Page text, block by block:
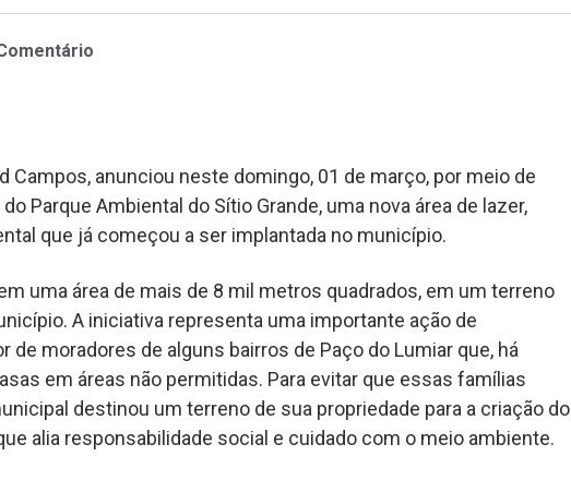
Campos, anunciou neste domingo, 01 de março, por meio de
Parque Ambiental do Sítio Grande, uma nova área de lazer,
que já começou a ser implantada no município.
uma área de mais de 8 mil metros quadrados, em um terreno
A iniciativa representa uma importante ação de
moradores de alguns bairros de Paço do Lumiar que, há
em áreas não permitidas. Para evitar que essas famílias
destinou um terreno de sua propriedade para a criação do
alia responsabilidade social e cuidado com o meio ambiente.